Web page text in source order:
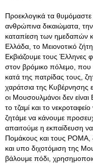
Προεκλογικά τα
ανθρώπινα δικαιώματα,
καταπίεση των ημεδαπών
Ελλάδα, το Μειονοτικό
Εκβιάζουμε τους Έλληνες
στον βρόμικο πόλεμο, που
κατά της πατρίδας τους,
χαράτσια της Κυβέρνησης
οι Μουσουλμάνοι δεν είναι
το τζαμί και το
ζητάμε να κάνουμε
απαιτούμε η εκπαίδευση
Πομάκους και τους ΡΟΜΑ,
και υπο διχοτόμιση της
βάλουμε πόδι,